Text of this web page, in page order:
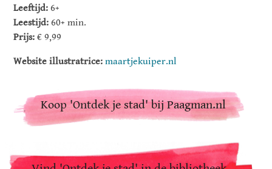
Leeftijd: 6+
Leestijd: 60+ min.
Prijs: € 9,99
Website illustratrice: maartjekuiper.nl
Koop 'Ontdek je stad' bij Paagman.nl